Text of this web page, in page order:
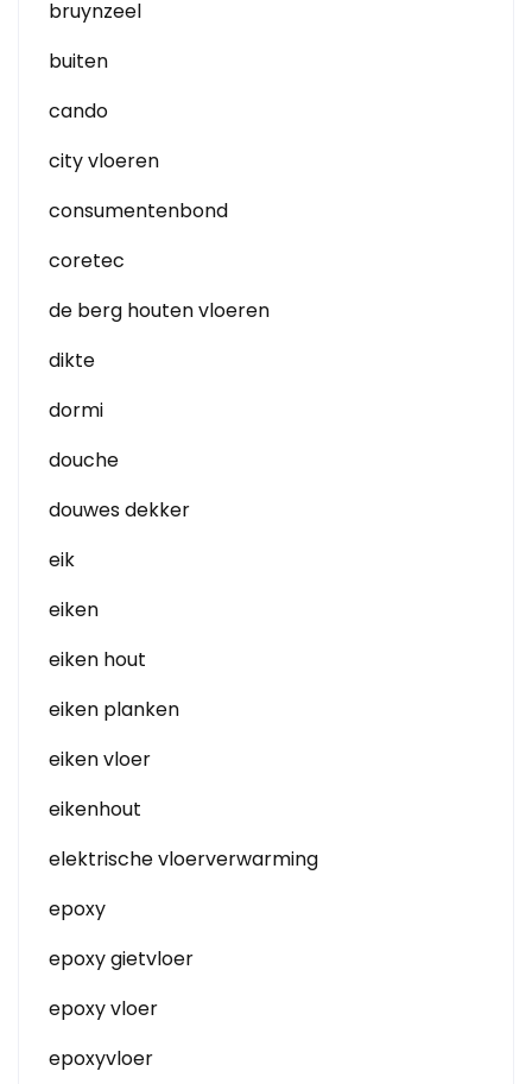
bruynzeel
buiten
cando
city vloeren
consumentenbond
coretec
de berg houten vloeren
dikte
dormi
douche
douwes dekker
eik
eiken
eiken hout
eiken planken
eiken vloer
eikenhout
elektrische vloerverwarming
epoxy
epoxy gietvloer
epoxy vloer
epoxyvloer